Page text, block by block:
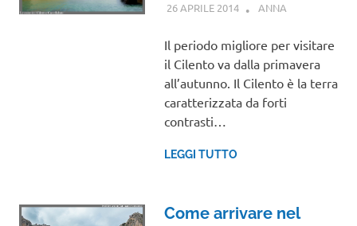
26 APRILE 2014 ANNACAMPANIA
Il periodo migliore per visitare
il Cilento va dalla primavera
all’autunno. Il Cilento è la terra
caratterizzata da forti
contrasti…
LEGGI TUTTO
Come arrivare nel